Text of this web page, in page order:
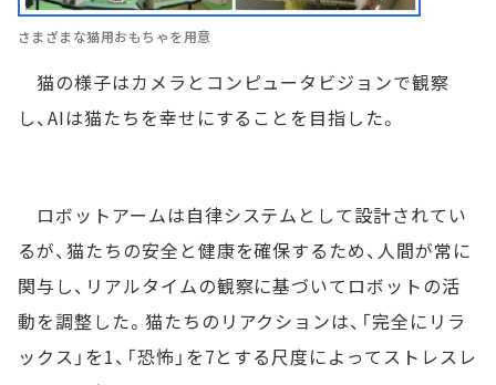
さまざまな猫用おもちゃを用意
猫の様子はカメラとコンピュータビジョンで観察
し、AIは猫たちを幸せにすることを目指した。
ロボットアームは自律システムとして設計されてい
るが、猫たちの安全と健康を確保するため、人間が常に
関与し、リアルタイムの観察に基づいてロボットの活
動を調整した。猫たちのリアクションは、「完全にリラ
ックス」を1、「恐怖」を7とする尺度によってストレスレ